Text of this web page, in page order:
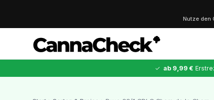
Nutze den
✓ ab 9,99 €